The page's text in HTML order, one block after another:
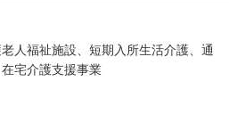
人福祉施設、短期入所生活介護、通
宅介護支援事業